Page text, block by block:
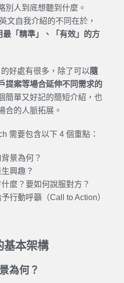
別人到底想聽到什麼。
文自我介紹的不同在於，
「精準」、「有效」的方
好處有很多，除了可以 隨
提案等場合延伸不同需求的
簡單又好記的簡短介紹，也
合的人脈拓展。
需要包含以下 4 個重點：
景為何？
興趣？
麼？要如何說服對方？
行動呼籲（Call to Action）
本架構
為何？